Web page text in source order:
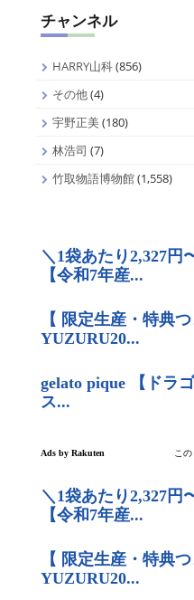
チャンネル
HARRY山科(856)
その他(4)
宇野正美(180)
林浩司 (7)
竹取物語博物館(1,558)